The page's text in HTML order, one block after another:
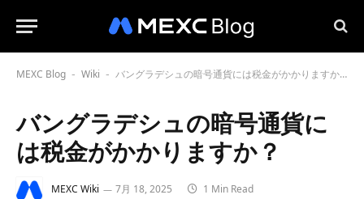
MEXC Blog - Wiki - バングラデシュの暗号通貨には税金がかかりますか？
バングラデシュの暗号通貨に
は税金がかかりますか？
MEXC Wiki 7月 18, 2025 1 Min Read